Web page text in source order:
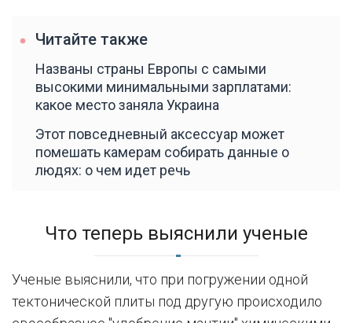
Читайте также
Названы страны Европы с самыми
высокими минимальными зарплатами:
какое место заняла Украина
Этот повседневный аксессуар может
помешать камерам собирать данные о
людях: о чем идет речь
Что теперь выяснили ученые
Ученые выяснили, что при погружении одной
тектонической плиты под другую происходило